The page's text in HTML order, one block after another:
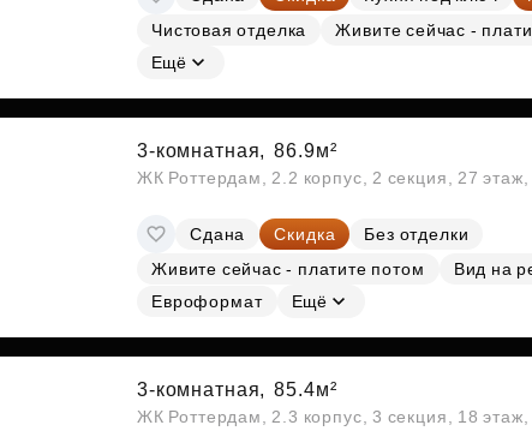
Чистовая отделка
Живите сейчас -
Ещё
3-комнатная, 86.9м²
ЖК Роттердам, 2.2 корпус, 2 секция, 27
Сдана Скидка
Без отделки
Живите сейчас - платите потом
Вид на
Евроформат
Ещё
3-комнатная, 85.4м²
ЖК Роттердам, 2.3 корпус, 3 секция, 18